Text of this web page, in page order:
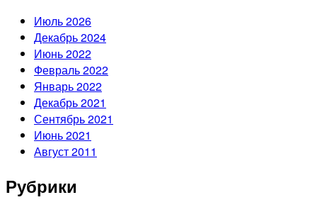
Июль 2026
Декабрь 2024
Июнь 2022
Февраль 2022
Январь 2022
Декабрь 2021
Сентябрь 2021
Июнь 2021
Август 2011
Рубрики